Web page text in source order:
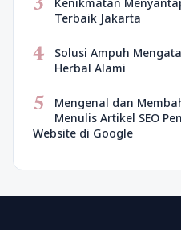
3
Terbaik Jakarta
4
Solusi Ampuh
Herbal Alami
5
Mengenal dan
Menulis Artikel SEO
Website di Google